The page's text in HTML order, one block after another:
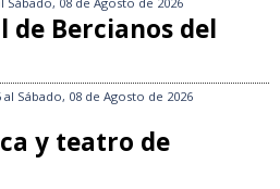
de Bercianos del
al Sábado, 08 de Agosto de 2026
y teatro de